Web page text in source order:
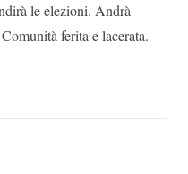
le elezioni. Andrà
ferita e lacerata.